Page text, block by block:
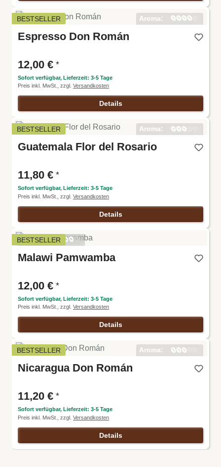
BESTSELLER
Aroma:
Harmoni
Espresso Don Román
12,00 € *
Sofort verfügbar, Lieferzeit: 3-5 Tage
Preis inkl. MwSt., zzgl. Versandkosten
Details
BESTSELLER
Aroma:
Harmoni
e:
Guatemala Flor del Rosario
11,80 € *
Sofort verfügbar, Lieferzeit: 3-5 Tage
Preis inkl. MwSt., zzgl. Versandkosten
Details
BESTSELLER
Aroma:
Harmoni
e:
Intensitä
Säure:
Malawi Pamwamba
12,00 € *
Sofort verfügbar, Lieferzeit: 3-5 Tage
Preis inkl. MwSt., zzgl. Versandkosten
Details
BESTSELLER
Aroma:
Harmoni
Nicaragua Don Román
11,20 € *
Sofort verfügbar, Lieferzeit: 3-5 Tage
Preis inkl. MwSt., zzgl. Versandkosten
Details